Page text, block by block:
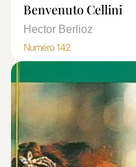
Benvenuto Cellini
Hector Berlioz
Numéro 142